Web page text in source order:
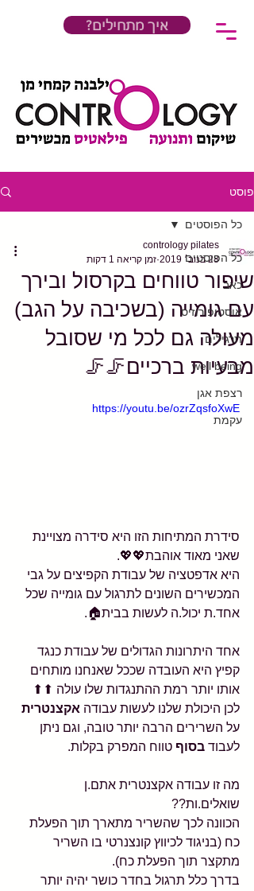
?איך מתחילים
פוסט
כל הפוסטים
כאב
אוסטופורוזיס
תרגילים
well being
רצפת אגן
עקמת
כל הפוסטים
שיפור טווחים בקרסול ובירך
עם גומייה (בשכיבה על הגב)
מעולה גם לכל מי שסובל
מבעיות ברכיים🦵🦵
contrology pilates
28 בנוב׳ 2019
זמן קריאה 1 דקות
https://youtu.be/ozrZqsfoXwE
סידרת המתיחות הזו היא סידרה מצויינת
שאני מאוד אוהבת💖💖.
היא אדפטציה של עבודת הקפיצים על גבי
המכשירים השונים לתרגול עם גומייה שכל
אחד.ת יכול.ה לעשות בבית🏠.
אחד היתרונות הגדולים של עבודת כנגד
קפיץ היא העובדה שככל שאנחנו מותחים
אותו יותר רמת ההתנגדות שלו עולה ⬆⬆
לכן היכולת שלנו לעשות עבודה אקצנטרית
על השרירים הרבה יותר טובה, וגם ניתן
לעבוד בסוף טווח המפרק בקלות.
מה זו עבודה אקצנטרית אתם.ן
שואלים.ות??
הכוונה לכך שהשריר מתארך תוך הפעלת
כח (בניגוד לכיווץ קונצנרטי בו השריר
מתקצר תוך הפעלת כח).
בדרך כלל תרגול בחדר כושר יהיה יותר